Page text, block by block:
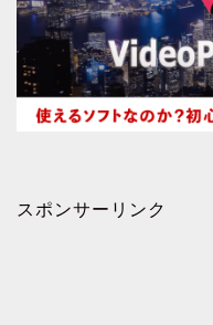
スポンサーリンク